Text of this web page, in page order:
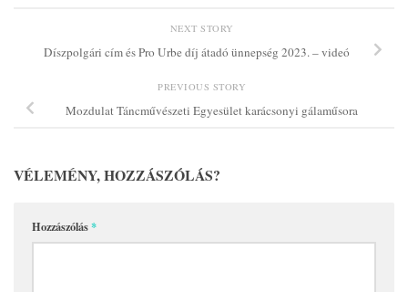
NEXT STORY
Díszpolgári cím és Pro Urbe díj átadó ünnepség 2023. – videó
PREVIOUS STORY
Mozdulat Táncművészeti Egyesület karácsonyi gálaműsora
VÉLEMÉNY, HOZZÁSZÓLÁS?
Hozzászólás*